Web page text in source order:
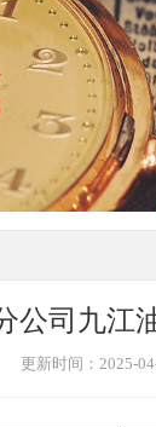
公司九江
更新时间：2025-